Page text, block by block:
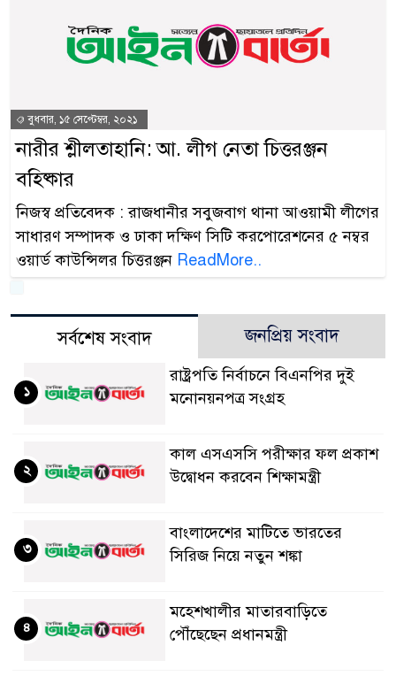
বুধবার, ১৫ সেপ্টেম্বর, ২০২১
নারীর শ্লীলতাহানি: আ. লীগ নেতা চিত্তরঞ্জন
বহিষ্কার
নিজস্ব প্রতিবেদক : রাজধানীর সবুজবাগ থানা আওয়ামী লীগের
সাধারণ সম্পাদক ও ঢাকা দক্ষিণ সিটি করপোরেশনের ৫ নম্বর
ওয়ার্ড কাউন্সিলর চিত্তরঞ্জন ReadMore..
সর্বশেষ সংবাদ জনপ্রিয় সংবাদ
রাষ্ট্রপতি নির্বাচনে বিএনপির দুই
মনোনয়নপত্র সংগ্রহ
১
কাল এসএসসি পরীক্ষার ফল প্রকাশ
উদ্বোধন করবেন শিক্ষামন্ত্রী
২
বাংলাদেশের মাটিতে ভারতের
সিরিজ নিয়ে নতুন শঙ্কা
৩
মহেশখালীর মাতারবাড়িতে
পৌঁছেছেন প্রধানমন্ত্রী
৪